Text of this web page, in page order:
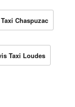
Chaspuzac
Taxi Loudes